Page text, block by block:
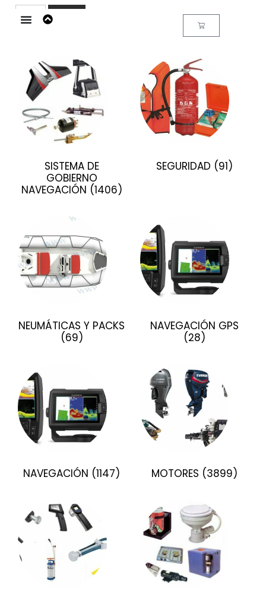
Buscar
SISTEMA DE
GOBIERNO
NAVEGACIÓN (1406)
SEGURIDAD (91)
NEUMÁTICAS Y PACKS
(69)
NAVEGACIÓN GPS
(28)
NAVEGACIÓN (1147) MOTORES (3899)